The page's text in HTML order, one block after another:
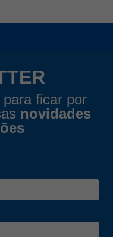
ficar por
novidades